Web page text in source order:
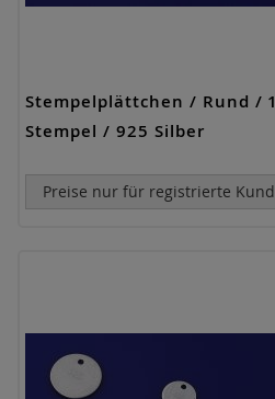
Stempelplättchen / Rund /
Stempel / 925 Silber
Preise nur für registrierte